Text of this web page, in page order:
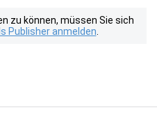
zu können, müssen Sie sich
Publisher anmelden